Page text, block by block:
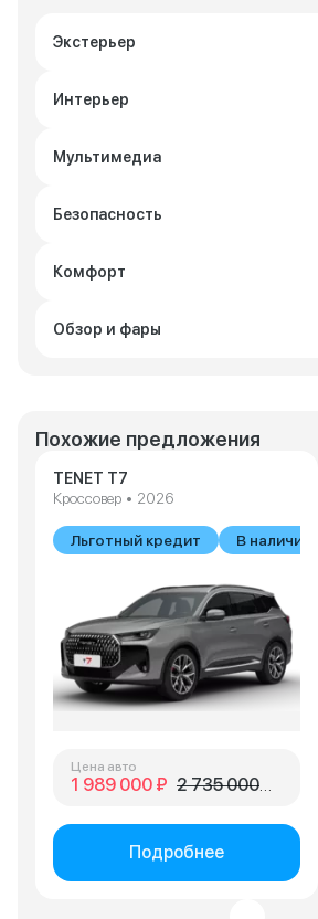
Экстерьер
Интерьер
Мультимедиа
Безопасность
Комфорт
Обзор и фары
Похожие предложения
TENET T7
Кроссовер • 2026
Льготный кредит В наличии
Цена авто
1 989 000 ₽ 2 735 000 ₽
Подробнее